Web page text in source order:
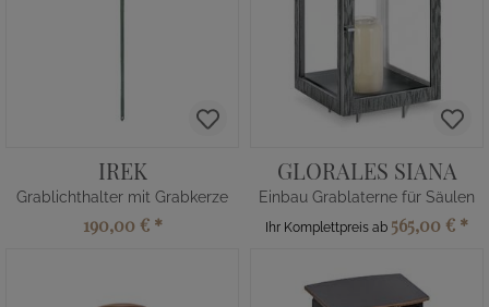
IREK
Grablichthalter mit Grabkerze
190,00 € *
GLORALES SIANA
Einbau Grablaterne für Säulen
Ihr Komplettpreis ab 565,00 € *